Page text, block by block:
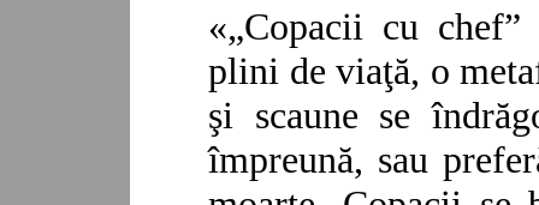
«„Copacii cu
plini de viaţă, o
şi scaune se
împreună, sau